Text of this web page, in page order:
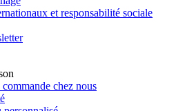
et responsabilité sociale
chez nous